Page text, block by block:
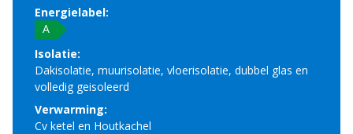
Energielabel:
A
Isolatie:
Dakisolatie, muurisolatie, vloerisolatie, dubbel glas en
volledig geisoleerd
Verwarming:
Cv ketel en Houtkachel